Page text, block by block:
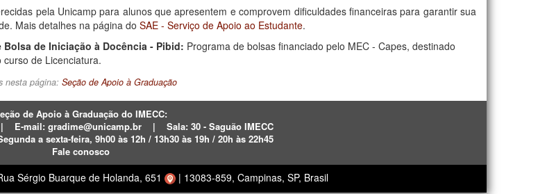
pela Unicamp para alunos que apresentem e comprovem dificuldades financeiras para garantir sua
Mais detalhes na página do SAE - Serviço de Apoio ao Estudante.
de Iniciação à Docência​ - Pibid: Programa de bolsas financiado pelo MEC - Capes, destinado
de Licenciatura.
nesta página: Seção de Apoio à Graduação
de Apoio à Graduação do IMECC:
| E-mail: gradime@unicamp.br |
Sala: 30 - Saguão IMECC
a sexta-feira, 9h00 às 12h / 13h30 às 19h / 20h às 22h45
Fale conosco
Sérgio Buarque de Holanda, 651 | 13083-859, Campinas, SP, Brasil